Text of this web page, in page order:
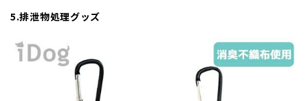
5.排泄物処理グッズ